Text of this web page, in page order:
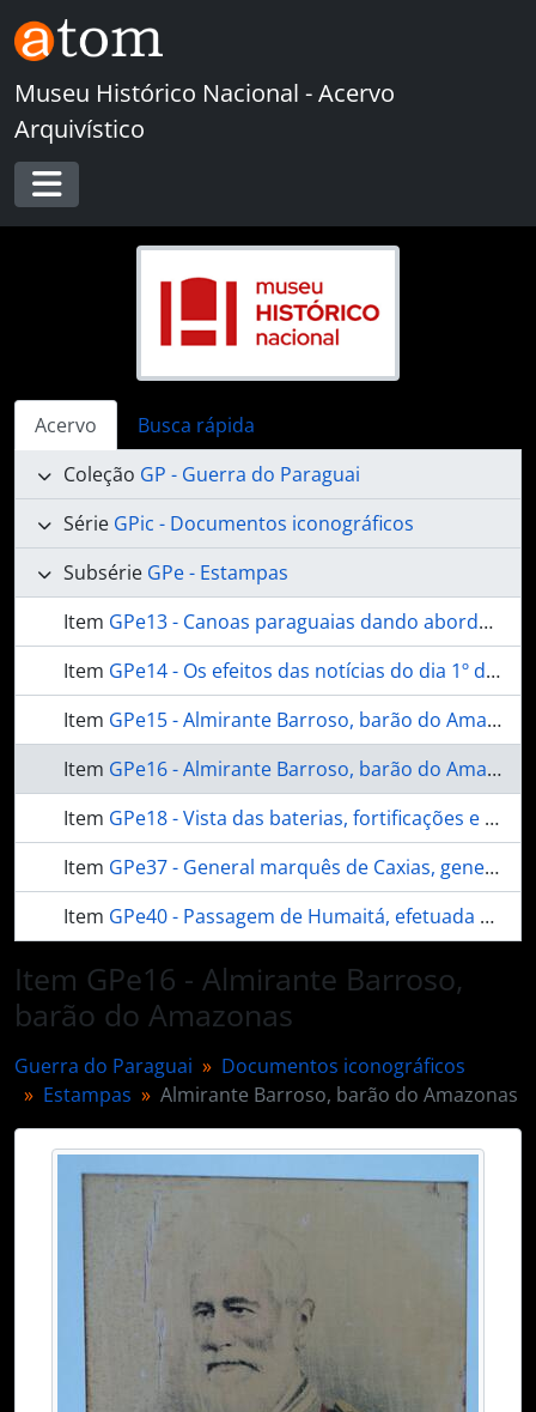
Skip to main content
Museu Histórico Nacional - Acervo
Arquivístico
Toggle navigation
Acervo
Busca rápida
Coleção GP - Guerra do Paraguai
Série GPic - Documentos iconográficos
Subsérie GPe - Estampas
Item GPe13 - Canoas paraguaias dando abordagem ao monitor Alagoas, nas proximidades das baterias do Timbó
Item GPe14 - Os efeitos das notícias do dia 1º de março de 1868
Item GPe15 - Almirante Barroso, barão do Amazonas
Item GPe16 - Almirante Barroso, barão do Amazonas
Item GPe18 - Vista das baterias, fortificações e armazéns de Humaitá
Item GPe37 - General marquês de Caxias, general visconde do Herval
Item GPe40 - Passagem de Humaitá, efetuada na noite de 19 de fevereiro de 1868
Item GPe16 - Almirante Barroso,
barão do Amazonas
Guerra do Paraguai
Documentos iconográficos
Estampas
Almirante Barroso, barão do Amazonas